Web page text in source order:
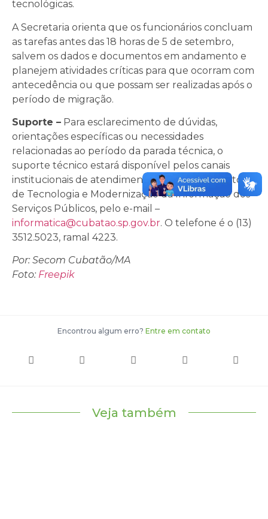
tecnológicas.
A Secretaria orienta que os funcionários concluam
as tarefas antes das 18 horas de 5 de setembro,
salvem os dados e documentos em andamento e
planejem atividades críticas para que ocorram com
antecedência ou que possam ser realizadas após o
período de migração.
Suporte – Para esclarecimento de dúvidas,
orientações específicas ou necessidades
relacionadas ao período da parada técnica, o
suporte técnico estará disponível pelos canais
institucionais de atendimento do Departamento
de Tecnologia e Modernização da Informação dos
Serviços Públicos, pelo e-mail –
informatica@cubatao.sp.gov.br. O telefone é o (13)
3512.5023, ramal 4223.
Por: Secom Cubatão/MA
Foto: Freepik
Encontrou algum erro? Entre em contato
Veja também